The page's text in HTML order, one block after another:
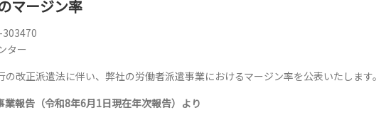
マージン率
ター
改正派遣法に伴い、弊社の労働者派遣事業におけるマージン率を公表いたします。
業報告（令和8年6月1日現在年次報告）より